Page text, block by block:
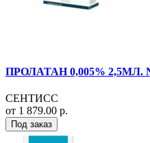
ПРОЛАТАН 0,005%
СЕНТИСС
от 1 879.00 р.
Под заказ